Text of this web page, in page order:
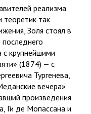
реализма
так
Золя стоял в
с крупнейшими
(1874) — с
Тургенева,
вечера»
произведения
Ги де Мопассана и